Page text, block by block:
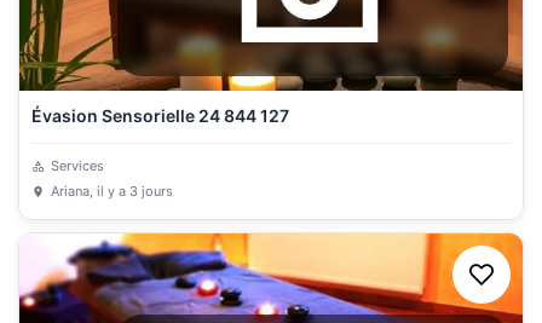
Évasion Sensorielle 24 844 127
Services
Ariana, il y a 3 jours